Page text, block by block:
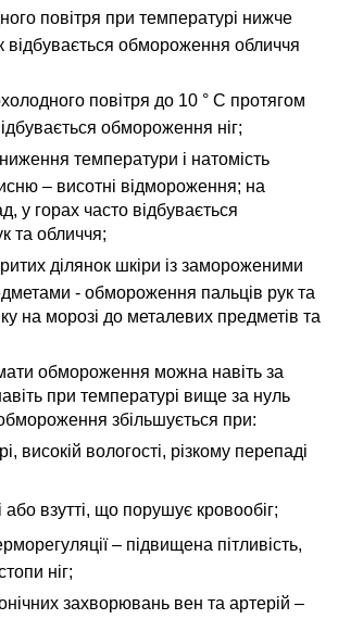
повітря при температурі нижче
відбувається обмороження обличчя
повітря до 10 ° С протягом
обмороження ніг;
температури і натомість
– висотні відмороження; на
у горах часто відбувається
та обличчя;
ділянок шкіри із замороженими
- обмороження пальців рук та
на морозі до металевих предметів та
обмороження можна навіть за
при температурі вище за нуль
збільшується при:
високій вологості, різкому перепаді
або взутті, що порушує кровообіг;
– підвищена пітливість,
ніг;
захворювань вен та артерій –